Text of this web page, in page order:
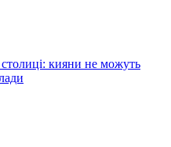
столиці: кияни не можуть